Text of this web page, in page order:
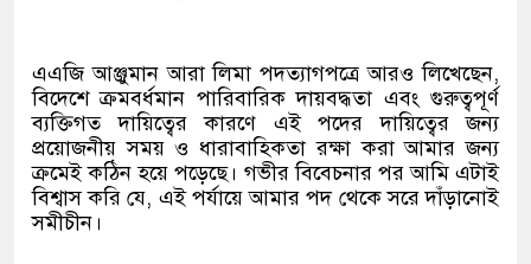
এএজি আঞ্জুমান আরা লিমা পদত্যাগপত্রে আরও লিখেছেন,
বিদেশে ক্রমবর্ধমান পারিবারিক দায়বদ্ধতা এবং গুরুত্বপূর্ণ
ব্যক্তিগত দায়িত্বের কারণে এই পদের দায়িত্বের জন্য
প্রয়োজনীয় সময় ও ধারাবাহিকতা রক্ষা করা আমার জন্য
ক্রমেই কঠিন হয়ে পড়েছে। গভীর বিবেচনার পর আমি এটাই
বিশ্বাস করি যে, এই পর্যায়ে আমার পদ থেকে সরে দাঁড়ানোই
সমীচীন।